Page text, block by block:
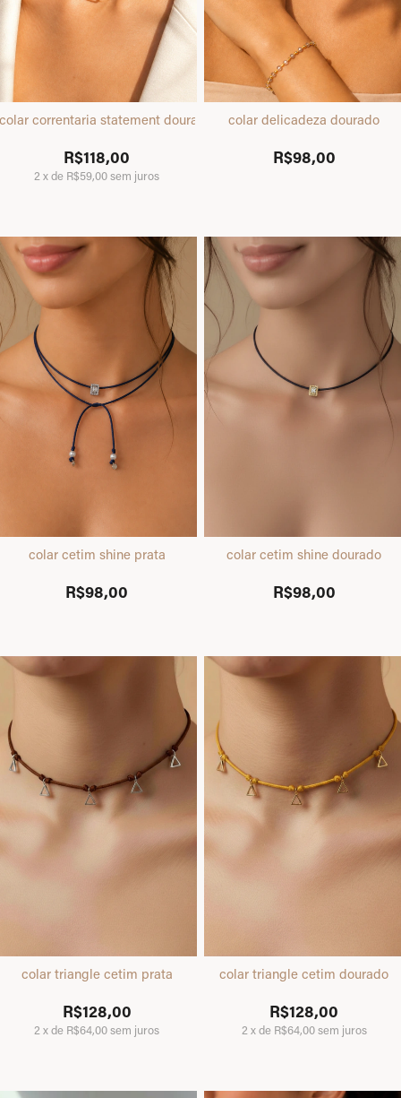
correntaria statement dourado
R$118,00
2 xde R$59,00sem juros
colar delicadeza dourado
R$98,00
colar cetim shine prata
R$98,00
colar cetim shine dourado
R$98,00
colar triangle cetim prata
R$128,00
2xde R$64,00sem juros
colar triangle cetim dourado
R$128,00
2xde R$64,00sem juros